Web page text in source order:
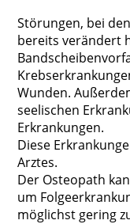
Störungen, bei
bereits verändert
Wunden.
seelischen
Erkrankungen.
Diese
Arztes.
Der Osteopath
um
möglichst gering